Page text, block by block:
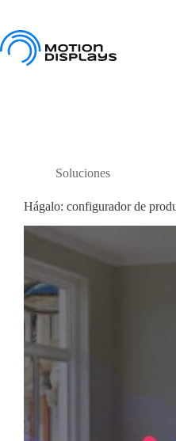
contenido
Soluciones
Hágalo: configurador de